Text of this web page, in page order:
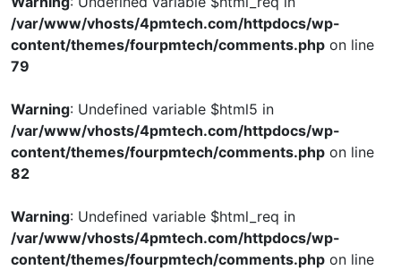
/var/www/vhosts/4pmtech.com/httpdocs/wp-
content/themes/fourpmtech/comments.php on line
79
Warning: Undefined variable $html5 in
/var/www/vhosts/4pmtech.com/httpdocs/wp-
content/themes/fourpmtech/comments.php on line
82
Warning: Undefined variable $html_req in
/var/www/vhosts/4pmtech.com/httpdocs/wp-
content/themes/fourpmtech/comments.php on line